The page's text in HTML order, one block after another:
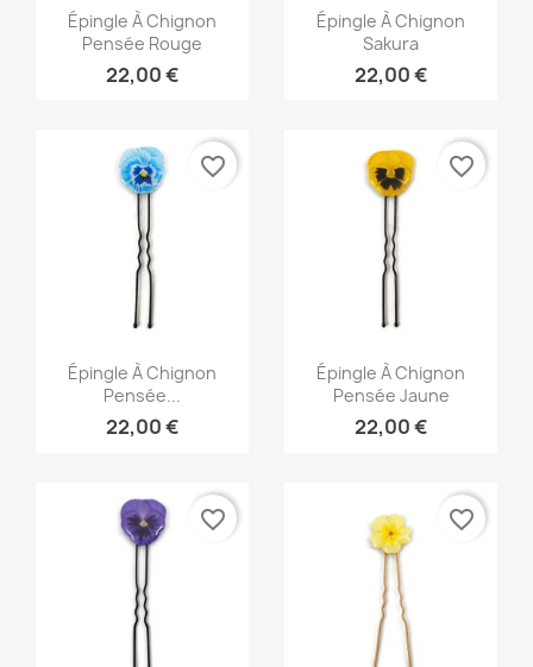
Aperçu rapide
Épingle À Chignon
Pensée Rouge
22,00 €
Aperçu rapide
Épingle À Chignon
Sakura
22,00 €
Aperçu rapide
Épingle À Chignon
Pensée...
22,00 €
favorite_border
Aperçu rapide
Épingle À Chignon
Pensée Jaune
22,00 €
favorite_border
favorite_border favorite_border